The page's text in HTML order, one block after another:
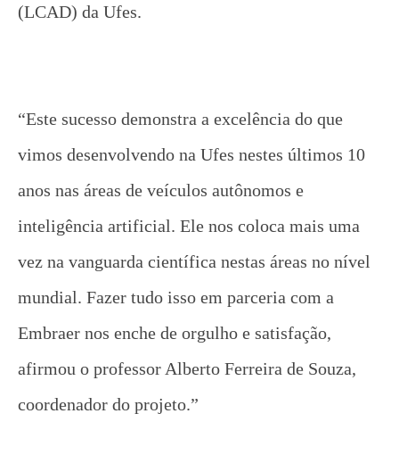
(LCAD) da Ufes.
“Este sucesso demonstra a excelência do que
vimos desenvolvendo na Ufes nestes últimos 10
anos nas áreas de veículos autônomos e
inteligência artificial. Ele nos coloca mais uma
vez na vanguarda científica nestas áreas no nível
mundial. Fazer tudo isso em parceria com a
Embraer nos enche de orgulho e satisfação,
afirmou o professor Alberto Ferreira de Souza,
coordenador do projeto.”